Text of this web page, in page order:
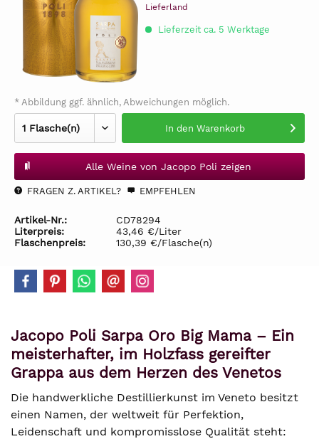
Lieferland
Lieferzeit ca. 5 Werktage
* Abbildung ggf. ähnlich, Abweichungen möglich.
In den Warenkorb
Alle Weine von Jacopo Poli zeigen
FRAGEN Z. ARTIKEL? EMPFEHLEN
Artikel-Nr.:
CD78294
Literpreis:
43,46 €/Liter
Flaschenpreis:
130,39 €/Flasche(n)
Jacopo Poli Sarpa Oro Big Mama – Ein
meisterhafter, im Holzfass gereifter
Grappa aus dem Herzen des Venetos
Die handwerkliche Destillierkunst im Veneto besitzt
einen Namen, der weltweit für Perfektion,
Leidenschaft und kompromisslose Qualität steht: